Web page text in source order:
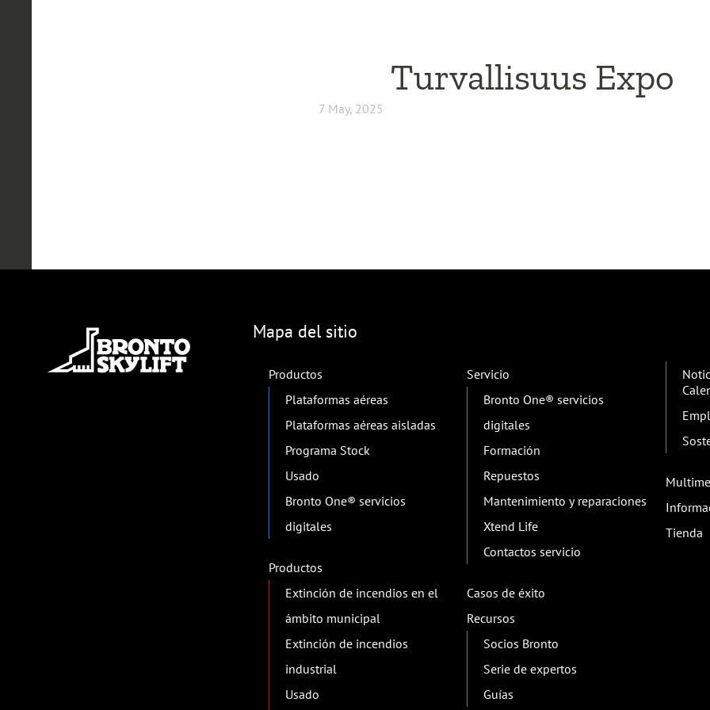
Turvallisuus Expo
7 May, 2025
Mapa del sitio
Productos
Plataformas aéreas
Plataformas aéreas aisladas
Programa Stock
Usado
Bronto One® servicios
digitales
Productos
Extinción de incendios en el
ámbito municipal
Extinción de incendios
industrial
Usado
Servicio
Bronto One® servicios
digitales
Formación
Repuestos
Mantenimiento y reparaciones
Xtend Life
Contactos servicio
Casos de éxito
Recursos
Socios Bronto
Serie de expertos
Guías
Tienda